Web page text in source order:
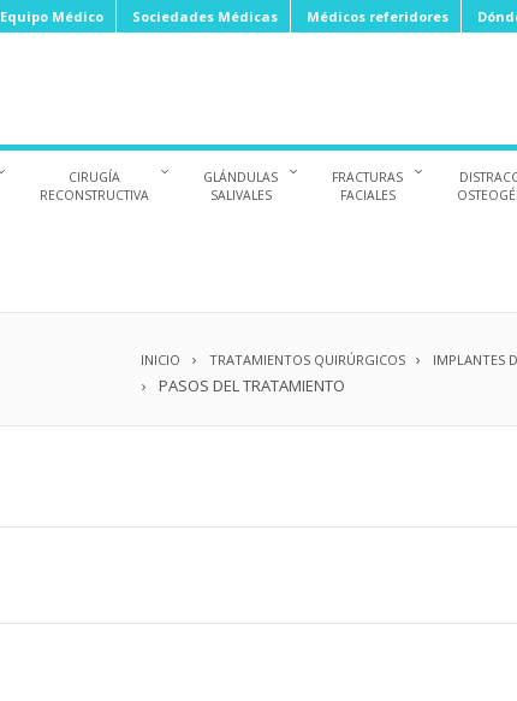
Equipo Médico Sociedades Médicas Médicos referidores
CIRUGÍA
RECONSTRUCTIVA
GLÁNDULAS
SALIVALES
FRACTURAS
FACIALES
INICIO TRATAMIENTOS QUIRÚRGICOS IMPLANTES
PASOS DEL TRATAMIENTO